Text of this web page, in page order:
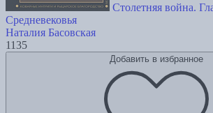
Столетняя война.
Средневековья
Наталия Басовская
1135
Добавить в избранное